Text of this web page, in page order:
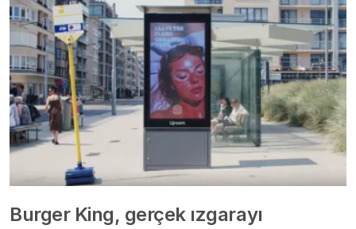
Burger King, gerçek ızgarayı